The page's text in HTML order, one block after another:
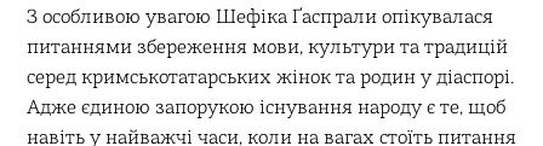
З особливою увагою Шефіка Ґаспрали опікувалася
питаннями збереження мови, культури та традицій
серед кримськотатарських жінок та родин у діаспорі.
Адже єдиною запорукою існування народу є те, щоб
навіть у найважчі часи, коли на вагах стоїть питання